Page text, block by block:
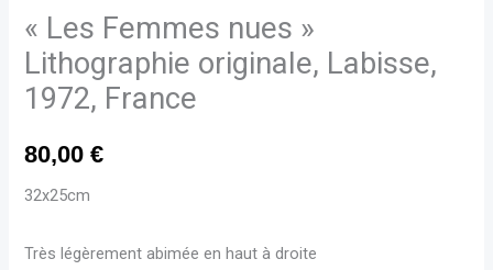
« Les Femmes nues »
Lithographie originale, Labisse,
1972, France
80,00€
32x25cm
Très légèrement abimée en haut à droite